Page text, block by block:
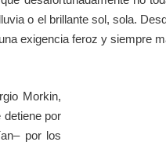
o el brillante sol, sola.
exigencia feroz y siempre
Morkin,
por
por los